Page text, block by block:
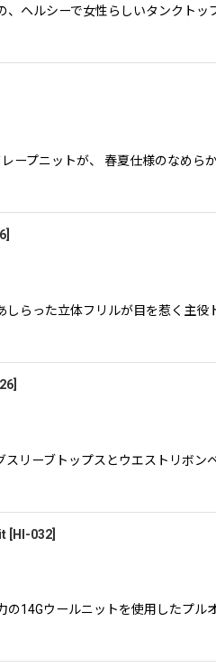
、ヘルシーで女性らしいタンクト
ープニットが、 春夏仕様のなめ
しらった立体フリルが目を惹く主
スリーブトップスとウエストリボ
[HI-032]
の14Gウールニットを使用したプ